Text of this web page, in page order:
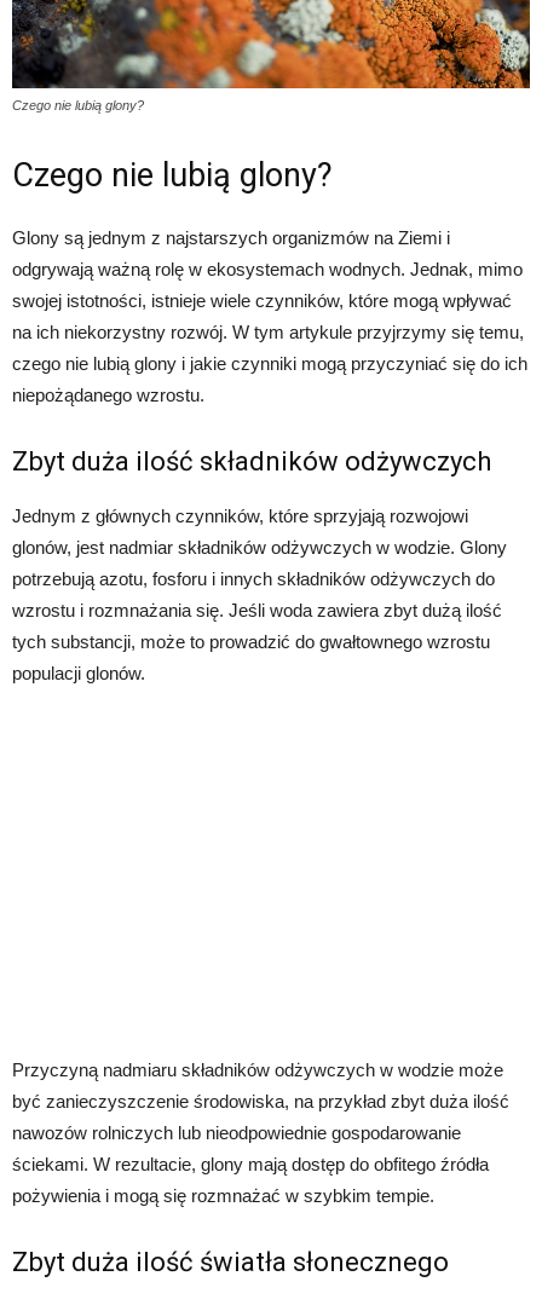
Czego nie lubią glony?
Czego nie lubią glony?
Glony są jednym z najstarszych organizmów na Ziemi i
odgrywają ważną rolę w ekosystemach wodnych. Jednak, mimo
swojej istotności, istnieje wiele czynników, które mogą wpływać
na ich niekorzystny rozwój. W tym artykule przyjrzymy się temu,
czego nie lubią glony i jakie czynniki mogą przyczyniać się do ich
niepożądanego wzrostu.
Zbyt duża ilość składników odżywczych
Jednym z głównych czynników, które sprzyjają rozwojowi
glonów, jest nadmiar składników odżywczych w wodzie. Glony
potrzebują azotu, fosforu i innych składników odżywczych do
wzrostu i rozmnażania się. Jeśli woda zawiera zbyt dużą ilość
tych substancji, może to prowadzić do gwałtownego wzrostu
populacji glonów.
Przyczyną nadmiaru składników odżywczych w wodzie może
być zanieczyszczenie środowiska, na przykład zbyt duża ilość
nawozów rolniczych lub nieodpowiednie gospodarowanie
ściekami. W rezultacie, glony mają dostęp do obfitego źródła
pożywienia i mogą się rozmnażać w szybkim tempie.
Zbyt duża ilość światła słonecznego